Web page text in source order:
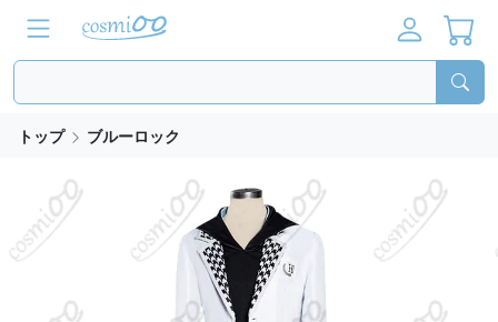
トップ ブルーロック